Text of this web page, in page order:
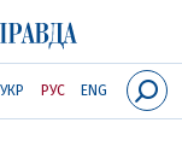
УКР РУС ENG